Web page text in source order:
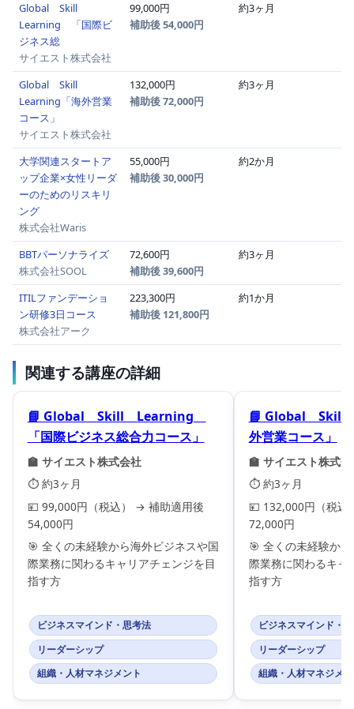
Global Skill
Learning 「国際ビ
ジネス総
サイエスト株式会社
99,000円
補助後 54,000円
約3ヶ月
Global Skill
Learning「海外営業
コース」
サイエスト株式会社
132,000円
補助後 72,000円
約3ヶ月
大学関連スタートア
ップ企業×女性リーダ
ーのためのリスキリ
ング
株式会社Waris
55,000円
補助後 30,000円
約2か月
BBTパーソナライズ
株式会社SOOL
72,600円
補助後 39,600円
約3ヶ月
ITILファンデーショ
ン研修3日コース
株式会社アーク
223,300円
補助後 121,800円
約1か月
関連する講座の詳細
📘 Global Skill Learning
「国際ビジネス総合力コース」
🏫 サイエスト株式会社
⏱️ 約3ヶ月
💴 99,000円（税込） → 補助適用後
54,000円
🎯 全くの未経験から海外ビジネスや国
際業務に関わるキャリアチェンジを目
指す方
ビジネスマインド・思考法
リーダーシップ
組織・人材マネジメント
📘 Global Skill
外営業コース」
🏫 サイエスト株式会
⏱️ 約3ヶ月
💴 132,000円（税
72,000円
🎯 全くの未経験か
際業務に関わるキャ
指す方
ビジネスマインド・
リーダーシップ
組織・人材マネジメ